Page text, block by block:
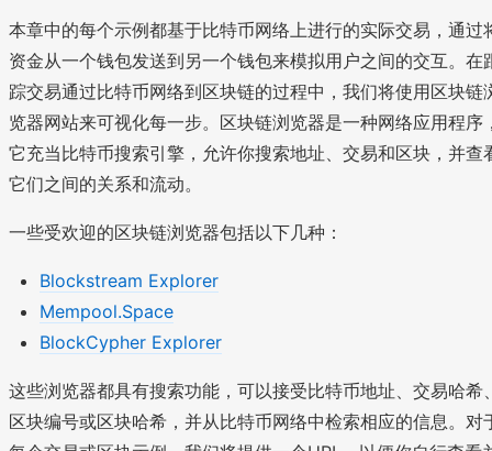
本章中的每个示例都基于比特币网络上进行的实际交易，通过
资金从一个钱包发送到另一个钱包来模拟用户之间的交互。在
踪交易通过比特币网络到区块链的过程中，我们将使用区块链
览器网站来可视化每一步。区块链浏览器是一种网络应用程序
它充当比特币搜索引擎，允许你搜索地址、交易和区块，并查
它们之间的关系和流动。
一些受欢迎的区块链浏览器包括以下几种：
Blockstream Explorer
Mempool.Space
BlockCypher Explorer
这些浏览器都具有搜索功能，可以接受比特币地址、交易哈希
区块编号或区块哈希，并从比特币网络中检索相应的信息。对